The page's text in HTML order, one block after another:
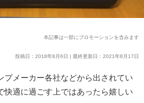
本記事は一部にプロモーションを含みます
投稿日：2018年8月6日 | 最終更新日：2021年8月17日
プメーカー各社などから出されてい
快適に過ごす上ではあったら嬉しい